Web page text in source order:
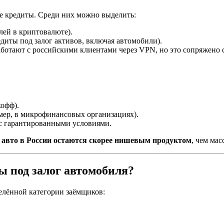
кредиты. Среди них можно выделить:
в криптовалюте).
под залог активов, включая автомобили).
с российскими клиентами через VPN, но это сопряжено
в микрофинансовых организациях).
условиями.
в России остаются скорее нишевым продуктом, чем
залог автомобиля?
категории заёмщиков: